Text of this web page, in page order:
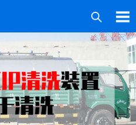
产品中心
案例中心
媒体中心